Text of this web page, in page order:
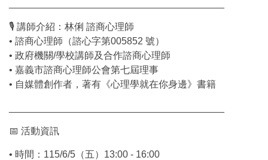
🎙 講師介紹：林俐 諮商心理師
• 諮商心理師（諮心字第005852 號）
• 政府機關/學校講師及合作諮商心理師
• 嘉義市諮商心理師公會第七屆理事
• 自媒體創作者，著有《心理學就在你身邊》書籍
📅 活動資訊
• 時間：115/6/5（五）13:00 - 16:00